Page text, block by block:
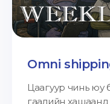
Omni
Цаагуур чинь юу
гаалийн